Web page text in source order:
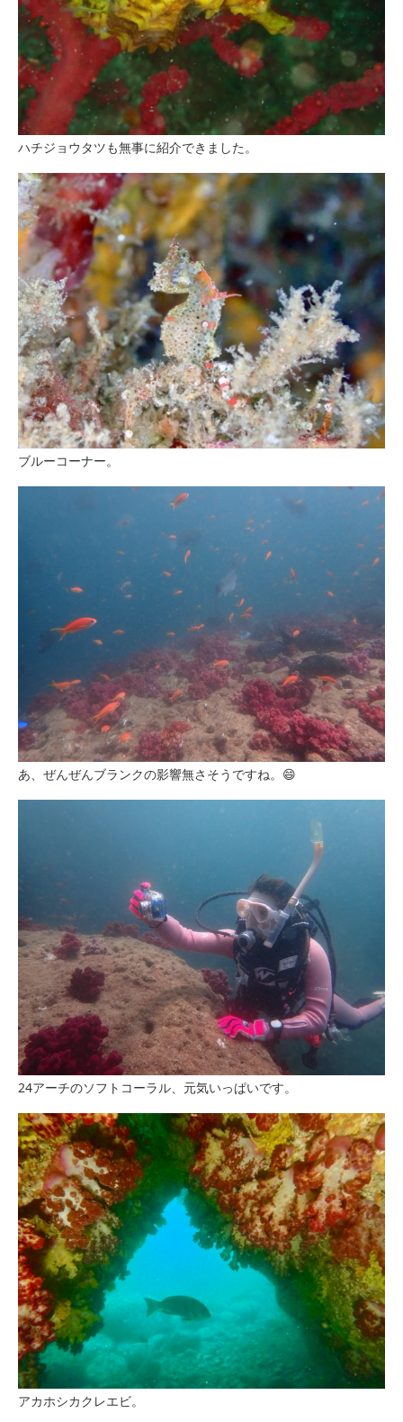
ハチジョウタツも無事に紹介できました。
ブルーコーナー。
あ、ぜんぜんブランクの影響無さそうですね。😄
24アーチのソフトコーラル、元気いっぱいです。
アカホシカクレエビ。